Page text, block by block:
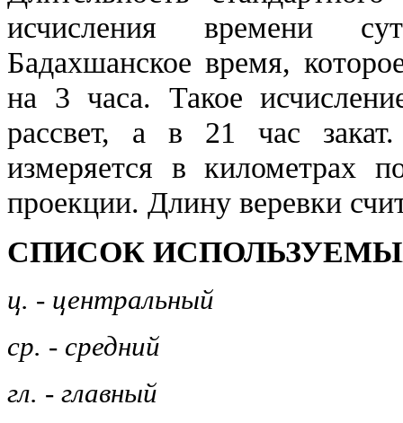
исчисления времени
Бадахшанское время,
на 3 часа. Такое
рассвет, а в 21 час
измеряется в километрах
проекции. Длину веревки
СПИСОК
ц. - центральный
ср. - средний
гл. - главный